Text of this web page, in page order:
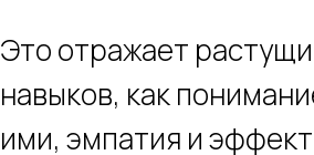
Это отражает
навыков, как
ими, эмпатия и